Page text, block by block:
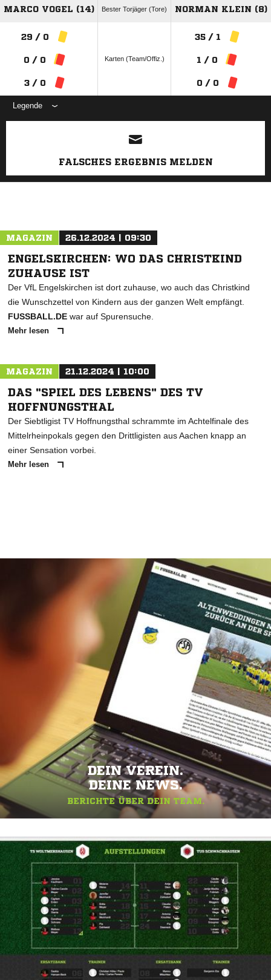
MARCO VOGEL (14) Bester Torjäger (Tore) NORMAN KLEIN (8)
29 / 0
0 / 0
3 / 0
Karten (Team/Offiz.)
35 / 1
1 / 0
0 / 0
Legende
ANZEIGE
FALSCHES ERGEBNIS MELDEN
MAGAZIN 26.12.2024 | 09:30
ENGELSKIRCHEN: WO DAS CHRISTKIND
ZUHAUSE IST
Der VfL Engelskirchen ist dort zuhause, wo auch das Christkind
die Wunschzettel von Kindern aus der ganzen Welt empfängt.
FUSSBALL.DE war auf Spurensuche.
Mehr lesen
MAGAZIN 21.12.2024 | 10:00
DAS "SPIEL DES LEBENS" DES TV
HOFFNUNGSTHAL
Der Siebtligist TV Hoffnungsthal schrammte im Achtelfinale des
Mittelrheinpokals gegen den Drittligisten aus Aachen knapp an
einer Sensation vorbei.
Mehr lesen
DEIN VEREIN.
DEINE NEWS.
BERICHTE ÜBER DEIN TEAM.